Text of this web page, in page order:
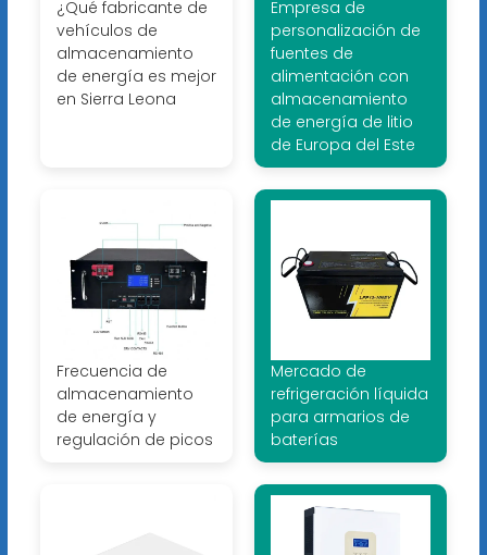
¿Qué fabricante de
vehículos de
almacenamiento
de energía es mejor
en Sierra Leona
Empresa de
personalización de
fuentes de
alimentación con
almacenamiento
de energía de litio
de Europa del Este
Frecuencia de
almacenamiento
de energía y
regulación de picos
Mercado de
refrigeración líquida
para armarios de
baterías